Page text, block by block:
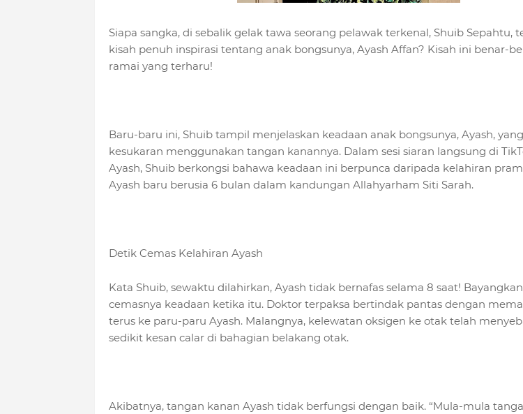
Siapa sangka, di sebalik gelak tawa seorang pelawak terkenal, Shuib Sepahtu,
kisah penuh inspirasi tentang anak bongsunya, Ayash Affan? Kisah ini benar-
ramai yang terharu!
Baru-baru ini, Shuib tampil menjelaskan keadaan anak bongsunya, Ayash,
kesukaran menggunakan tangan kanannya. Dalam sesi siaran langsung di
Ayash, Shuib berkongsi bahawa keadaan ini berpunca daripada kelahiran
Ayash baru berusia 6 bulan dalam kandungan Allahyarham Siti Sarah.
Detik Cemas Kelahiran Ayash
Kata Shuib, sewaktu dilahirkan, Ayash tidak bernafas selama 8 saat!
cemasnya keadaan ketika itu. Doktor terpaksa bertindak pantas dengan
terus ke paru-paru Ayash. Malangnya, kelewatan oksigen ke otak telah
sedikit kesan calar di bahagian belakang otak.
Akibatnya, tangan kanan Ayash tidak berfungsi dengan baik. “Mula-mula